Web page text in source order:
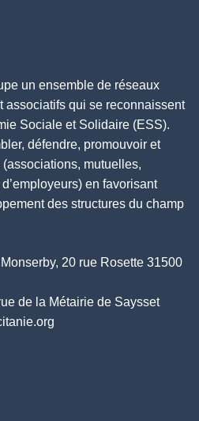
un ensemble de réseaux
associatifs qui se reconnaissent
Sociale et Solidaire (ESS).
défendre, promouvoir et
mutuelles,
en favorisant
des structures du champ
20 rue Rosette 31500
de la Métairie de Saysset